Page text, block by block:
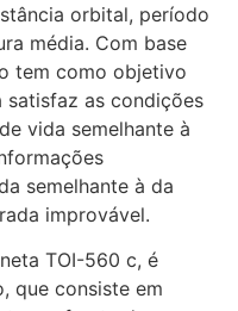
orbital, período
média. Com base
tem como objetivo
satisfaz as condições
vida semelhante à
semelhante à da
improvável.
TOI-560 c, é
que consiste em